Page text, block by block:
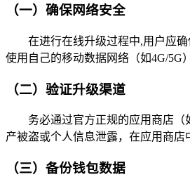
（一）确保网络安全
在进行在线升级过程中,用户应
使用自己的移动数据网络（如4G/5G
（二）验证升级渠道
务必通过官方正规的应用商店
产被盗或个人信息泄露，在应用商店
（三）备份钱包数据